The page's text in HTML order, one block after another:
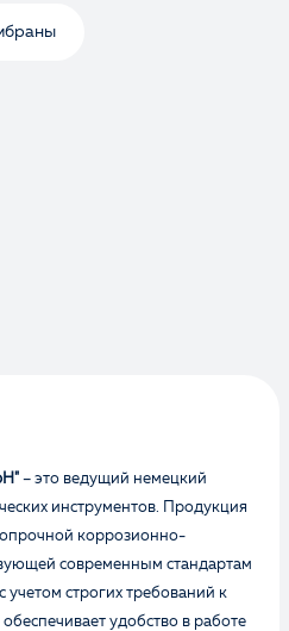
– это ведущий немецкий
инструментов. Продукция
коррозионно-
современным стандартам
учетом строгих требований к
обеспечивает удобство в работе